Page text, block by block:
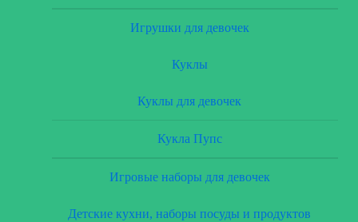
Игрушки для девочек
Куклы
Куклы для девочек
Кукла Пупс
Игровые наборы для девочек
Детские кухни, наборы посуды и продуктов